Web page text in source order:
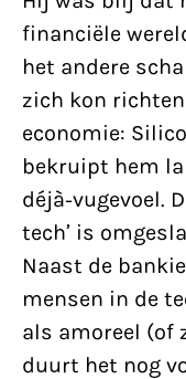
financiële
het andere
zich kon
economie:
bekruipt hem
déjà-vugevoel.
tech’ is
Naast de
mensen in de
als amoreel (of
duurt het nog